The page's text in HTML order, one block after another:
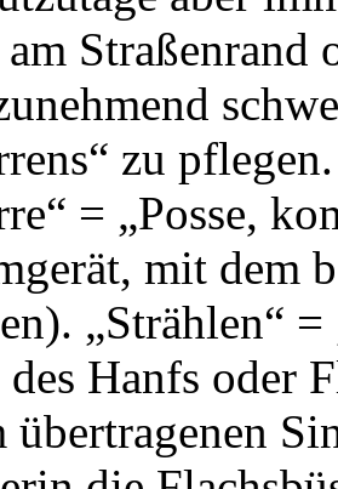
am
zu
= „Posse,
mit dem
„Strählen“
des Hanfs oder
übertragenen